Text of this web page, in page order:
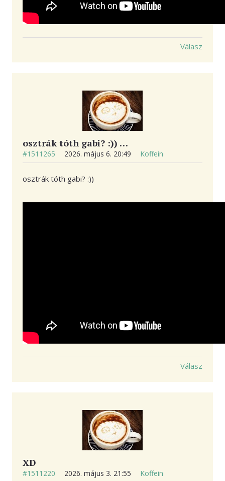
Válasz
osztrák tóth gabi? :)) …
#1511265 2026. május 6. 20:49 Koffein
osztrák tóth gabi? :))
Válasz
XD
#1511220 2026. május 3. 21:55 Koffein